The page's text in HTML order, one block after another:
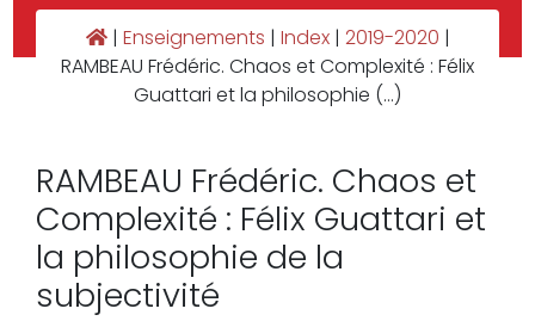
| Enseignements | Index | 2019-2020 |
RAMBEAU Frédéric. Chaos et Complexité : Félix
Guattari et la philosophie (…)
RAMBEAU Frédéric. Chaos et
Complexité : Félix Guattari et
la philosophie de la
subjectivité